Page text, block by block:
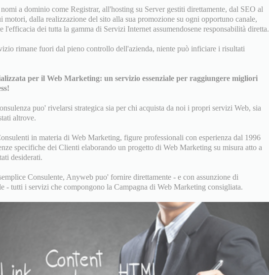
a dominio come Registrar, all'hosting su Server gestiti direttamente, dal SEO al
motori, dalla realizzazione del sito alla sua promozione su ogni opportuno canale,
l'efficacia dei tutta la gamma di Servizi Internet assumendosene responsabilità diretta.
rimane fuori dal pieno controllo dell'azienda, niente può inficiare i risultati
per il Web Marketing: un servizio essenziale per raggiungere migliori
puo' rivelarsi strategica sia per chi acquista da noi i propri servizi Web, sia
altrove.
in materia di Web Marketing, figure professionali con esperienza dal 1996
specifiche dei Clienti elaborando un progetto di Web Marketing su misura atto a
desiderati.
Consulente, Anyweb puo' fornire direttamente - e con assunzione di
- tutti i servizi che compongono la Campagna di Web Marketing consigliata.